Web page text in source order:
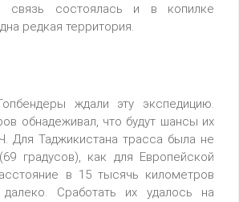
состоялась и в копилке
редкая территория.
ждали эту экспедицию.
обнадеживал, что будут шансы их
Для Таджикистана трасса была не
градусов), как для Европейской
в 15 тысячь километров
Сработать их удалось на